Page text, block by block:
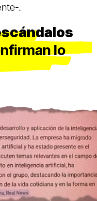
.
lo